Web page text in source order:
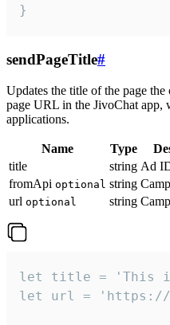
}
sendPageTitle#
Updates the title of the page
page URL in the JivoChat app,
applications.
Name Type
title
string Ad
fromApi optional string
url optional string
let title = 'This
let url = 'https://